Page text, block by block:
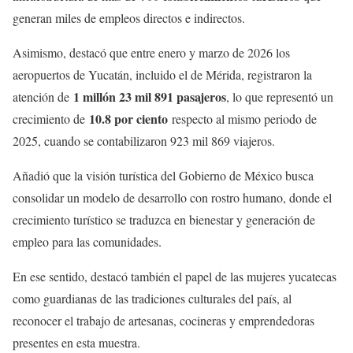
generan miles de empleos directos e indirectos.
Asimismo, destacó que entre enero y marzo de 2026 los
aeropuertos de Yucatán, incluido el de Mérida, registraron la
atención de 1 millón 23 mil 891 pasajeros, lo que representó un
crecimiento de 10.8 por ciento respecto al mismo periodo de
2025, cuando se contabilizaron 923 mil 869 viajeros.
Añadió que la visión turística del Gobierno de México busca
consolidar un modelo de desarrollo con rostro humano, donde el
crecimiento turístico se traduzca en bienestar y generación de
empleo para las comunidades.
En ese sentido, destacó también el papel de las mujeres yucatecas
como guardianas de las tradiciones culturales del país, al
reconocer el trabajo de artesanas, cocineras y emprendedoras
presentes en esta muestra.